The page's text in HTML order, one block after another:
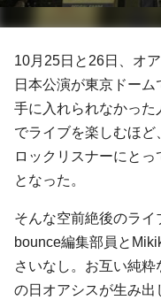
10月25日と26日、オ
日本公演が東京ドー
手に入れられなかっ
でライブを楽しむほ
ロックリスナーにと
となった。
そんな空前絶後のラ
bounce編集部員と
さいなし。お互い純
の日オアシスが生み出